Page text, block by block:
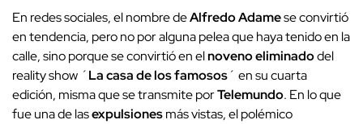
En redes sociales, el nombre deAlfredo Adamese convirtió
en tendencia, pero no por alguna pelea que haya tenido en la
calle, sino porque se convirtió en elnoveno eliminadodel
reality show ´La casa de los famosos´ en su cuarta
edición, misma que se transmite porTelemundo. En lo que
fue una de lasexpulsionesmás vistas, el polémico